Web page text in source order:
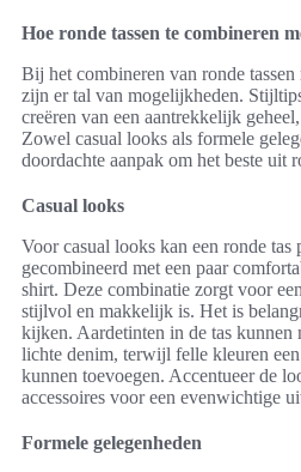
Hoe ronde tassen te combineren
Bij het combineren van ronde
zijn er tal van mogelijkheden.
creëren van een aantrekkelijk
Zowel casual looks als formele
doordachte aanpak om het beste uit
Casual looks
Voor casual looks kan een ronde tas
gecombineerd met een paar
shirt. Deze combinatie zorgt voor
stijlvol en makkelijk is. Het is
kijken. Aardetinten in de tas kunnen
lichte denim, terwijl felle kleuren
kunnen toevoegen. Accentueer de
accessoires voor een evenwichtige
Formele gelegenheden